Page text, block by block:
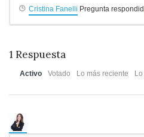
Cristina Fanelli Pregunta
1 Respuesta
Activo Votado Lo más reciente